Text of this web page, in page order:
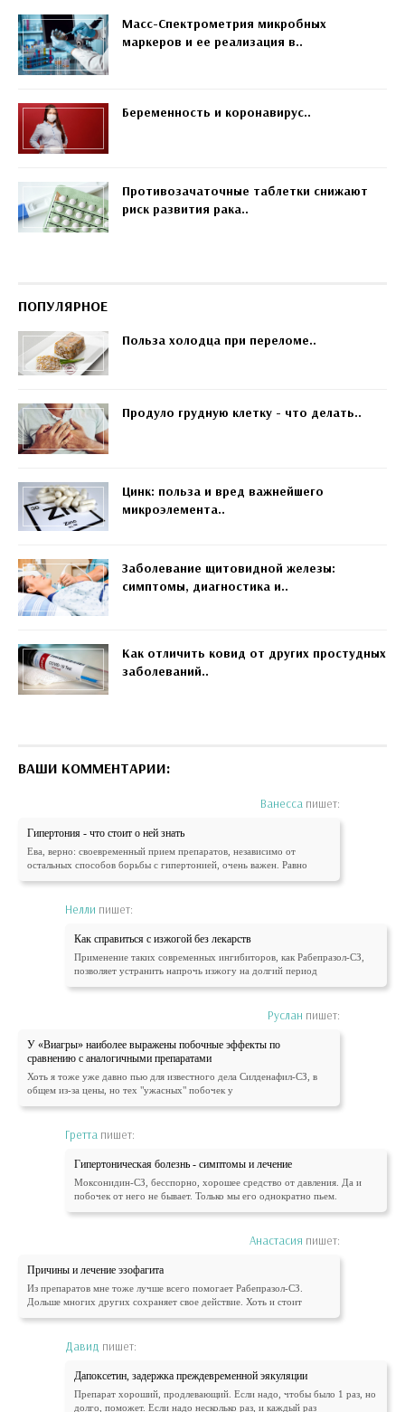
Масс-Спектрометрия микробных
маркеров и ее реализация в..
Беременность и коронавирус..
Противозачаточные таблетки снижают
риск развития рака..
ПОПУЛЯРНОЕ
Польза холодца при переломе..
Продуло грудную клетку - что делать..
Цинк: польза и вред важнейшего
микроэлемента..
Заболевание щитовидной железы:
симптомы, диагностика и..
Как отличить ковид от других простудных
заболеваний..
ВАШИ КОММЕНТАРИИ:
Ванесса пишет:
Гипертония - что стоит о ней знать
Ева, верно: своевременный прием препаратов, независимо от
остальных способов борьбы с гипертонией, очень важен. Равно
Нелли пишет:
Как справиться с изжогой без лекарств
Применение таких современных ингибиторов, как Рабепразол-СЗ,
позволяет устранить напрочь изжогу на долгий период
Руслан пишет:
У «Виагры» наиболее выражены побочные эффекты по
сравнению с аналогичными препаратами
Хоть я тоже уже давно пью для известного дела Силденафил-СЗ, в
общем из-за цены, но тех "ужасных" побочек у
Гретта пишет:
Гипертоническая болезнь - симптомы и лечение
Моксонидин-СЗ, бесспорно, хорошее средство от давления. Да и
побочек от него не бывает. Только мы его однократно пьем.
Анастасия пишет:
Причины и лечение эзофагита
Из препаратов мне тоже лучше всего помогает Рабепразол-СЗ.
Дольше многих других сохраняет свое действие. Хоть и стоит
Давид пишет:
Дапоксетин, задержка преждевременной эякуляции
Препарат хороший, продлевающий. Если надо, чтобы было 1 раз, но
долго, поможет. Если надо несколько раз, и каждый раз